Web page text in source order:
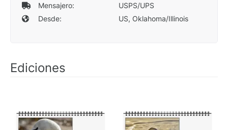
Mensajero:
USPS/UPS
Desde:
US, Oklahoma/Illinois
Ediciones